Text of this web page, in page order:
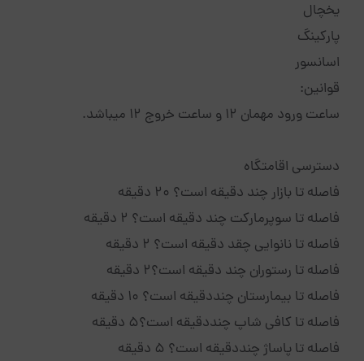
یخچال
پارکینگ
اسانسور
قوانین:
ساعت ورود مهمان 12 و ساعت خروج 12 میباشد.
دسترسی اقامتگاه
فاصله تا بازار چند دقیقه است؟ 20 دقیقه
فاصله تا سوپرمارکت چند دقیقه است؟ 2 دقیقه
فاصله تا نانوایی چقد دقیقه است؟ 2 دقیقه
فاصله تا رستوران چند دقیقه است؟2 دقیقه
فاصله تا بیمارستان چنددقیقه است؟ 10 دقیقه
فاصله تا کافی شاپ چنددقیقه است؟5 دقیقه
فاصله تا پاساژ چنددقیقه است؟ 5 دقیقه